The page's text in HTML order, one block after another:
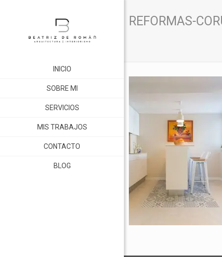
INICIO
SOBRE MI
SERVICIOS
MIS TRABAJOS
CONTACTO
BLOG
REFORMAS-